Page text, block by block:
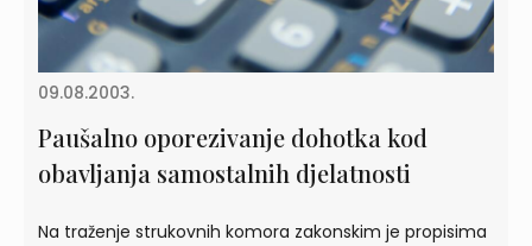
09.08.2003.
Paušalno oporezivanje dohotka kod
obavljanja samostalnih djelatnosti
Na traženje strukovnih komora zakonskim je propisima